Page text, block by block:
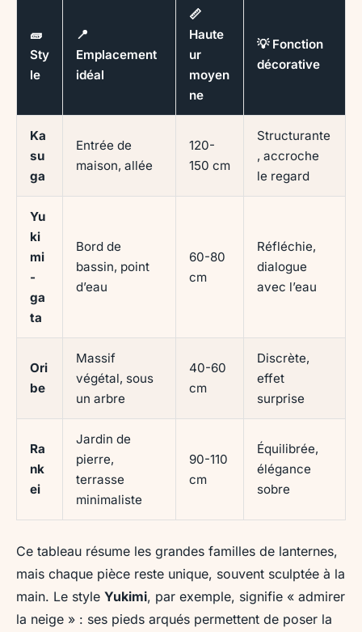
🧱
Sty
le
📍
Emplacement
idéal
📏
Haute
ur
moyen
ne
💡 Fonction
décorative
Ka
su
ga
Entrée de
maison, allée
120-
150 cm
Structurante
, accroche
le regard
Yu
ki
mi
-
ga
ta
Bord de
bassin, point
d’eau
60-80
cm
Réfléchie,
dialogue
avec l’eau
Ori
be
Massif
végétal, sous
un arbre
40-60
cm
Discrète,
effet
surprise
Ra
nk
ei
Jardin de
pierre,
terrasse
minimaliste
90-110
cm
Équilibrée,
élégance
sobre
Ce tableau résume les grandes familles de lanternes,
mais chaque pièce reste unique, souvent sculptée à la
main. Le style Yukimi, par exemple, signifie « admirer
la neige » : ses pieds arqués permettent de poser la